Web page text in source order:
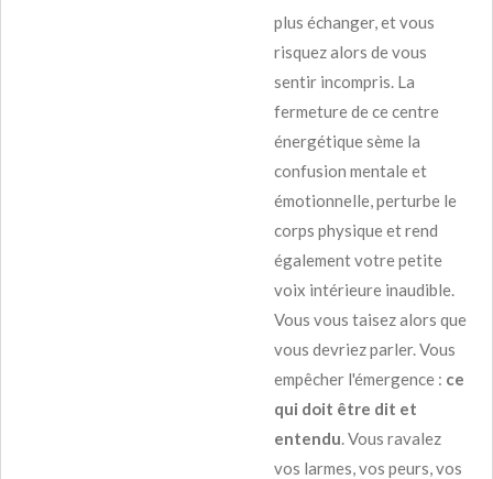
plus échanger, et vous
risquez alors de vous
sentir incompris. La
fermeture de ce centre
énergétique sème la
confusion mentale et
émotionnelle, perturbe le
corps physique et rend
également votre petite
voix intérieure inaudible.
Vous vous taisez alors que
vous devriez parler. Vous
empêcher l'émergence : ce
qui doit être dit et
entendu. Vous ravalez
vos larmes, vos peurs, vos